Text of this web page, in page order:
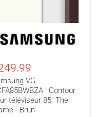
VG-
| Contour
téléviseur 85" The
- Brun